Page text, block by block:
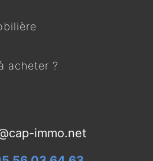
acheter ?
immo.net